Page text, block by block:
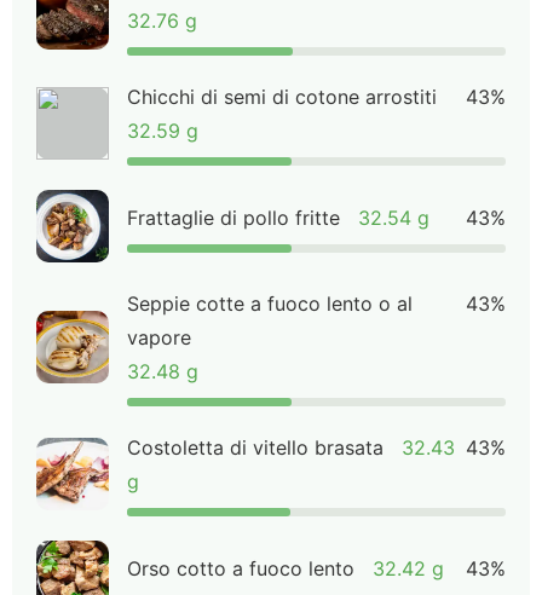
32.76 g
Chicchi di semi di cotone arrostiti
32.59 g
43%
Frattaglie di pollo fritte 32.54 g 43%
Seppie cotte a fuoco lento o al
vapore
32.48 g
43%
Costoletta di vitello brasata
32.43
g
43%
Orso cotto a fuoco lento 32.42 g 43%